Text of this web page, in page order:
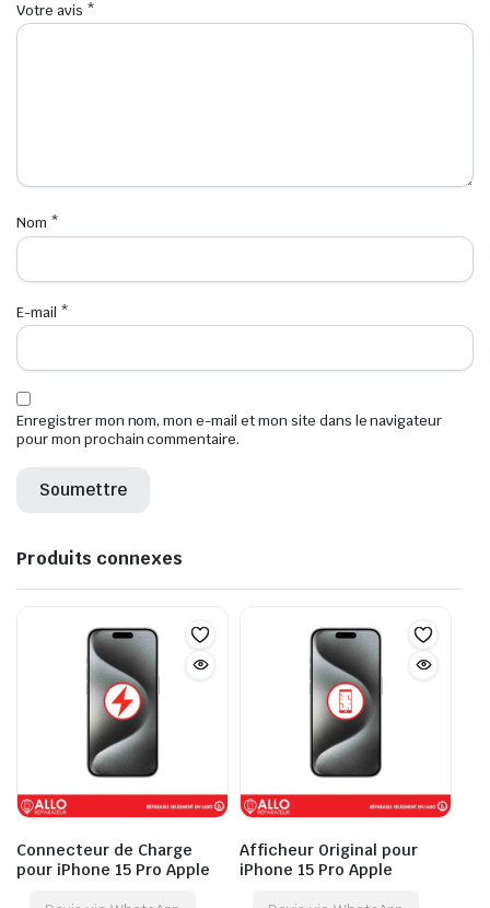
Votre avis *
Nom *
E-mail *
Enregistrer mon nom, mon e-mail et mon site dans le navigateur
pour mon prochain commentaire.
Produits connexes
Connecteur de Charge
pour iPhone 15 Pro Apple
Afficheur Original pour
iPhone 15 Pro Apple